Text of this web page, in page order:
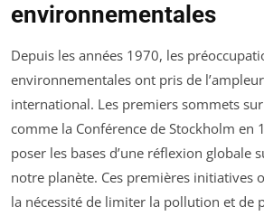
environnementales
Depuis les années 1970, les
environnementales ont pris de
international. Les premiers sommets
comme la Conférence de Stockholm en
poser les bases d’une réflexion globale
notre planète. Ces premières initiatives
la nécessité de limiter la pollution et de